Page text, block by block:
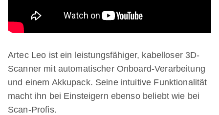
Artec Leo ist ein leistungsfähiger, kabelloser 3D-
Scanner mit automatischer Onboard-Verarbeitung
und einem Akkupack. Seine intuitive Funktionalität
macht ihn bei Einsteigern ebenso beliebt wie bei
Scan-Profis.